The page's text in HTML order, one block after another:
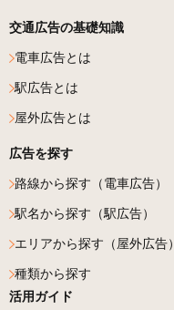
交通広告の基礎知識
電車広告とは
駅広告とは
屋外広告とは
広告を探す
路線から探す（電車広告）
駅名から探す（駅広告）
エリアから探す（屋外広告）
種類から探す
活用ガイド